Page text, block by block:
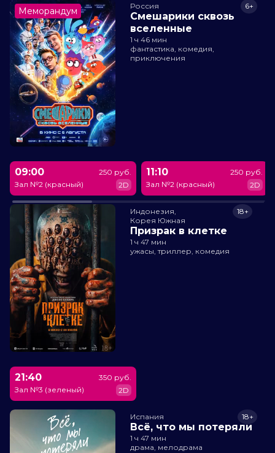
Меморандум Россия
Смешарики сквозь
вселенные
6+
1 ч 46 мин
фантастика, комедия,
приключения
09:00
Зал №2 (красный)
250 руб.
2D
11:10
Зал №2 (красный)
250 руб.
2D
Индонезия,
Корея Южная
Призрак в клетке
18+
1 ч 47 мин
ужасы, триллер, комедия
21:40
Зал №3 (зеленый)
350 руб.
2D
Испания
Всё, что мы потеряли
18+
1 ч 47 мин
драма, мелодрама